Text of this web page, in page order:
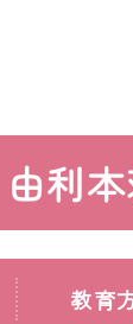
由利
教育